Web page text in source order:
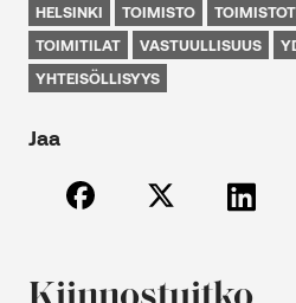
HELSINKI
TOIMISTO
TOIMITILAT
VASTUULLISUUS
YHTEISÖLLISYYS
Jaa